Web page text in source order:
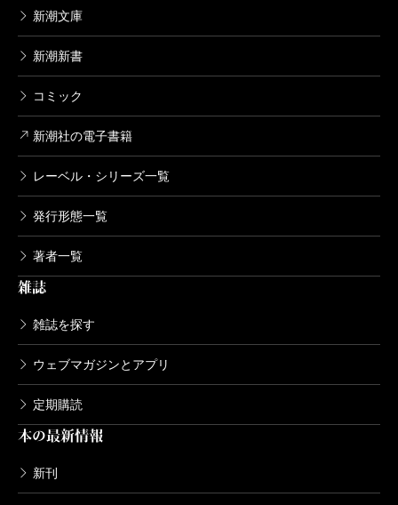
い子どももいて、それは親と子どもどちらにとっても
私はこの小説を多くの親子に読んでもらいたいで
す。親子のつながり、コミュニケーションの大切さ、
家族のあり方ということを、物語をとおして深く考え
るきっかけになるはずだからです。拓也や作中の他の
てしまう親たちが、今は多すぎると思います。子ども
なのでしょうか？ 楽しいからスポーツをするのであ
とってはストレスでしかないと、長年の経験から私は
感じています。
この小説が世の中の多くの「身代わりアスリート」
を救うことを、願っています。
新潮文庫
新潮新書
コミック
新潮社の電子書籍
レーベル・シリーズ一覧
発行形態一覧
著者一覧
雑誌
雑誌を探す
ウェブマガジンとアプリ
定期購読
本の最新情報
新刊